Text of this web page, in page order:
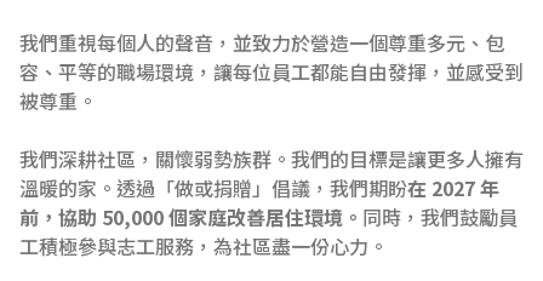
我們重視每個人的聲音，並致力於營造一個尊重多元、包
容、平等的職場環境，讓每位員工都能自由發揮，並感受到
被尊重。
我們深耕社區，關懷弱勢族群。我們的目標是讓更多人擁有
溫暖的家。透過「做或捐贈」倡議，我們期盼在 2027 年
前，協助 50,000 個家庭改善居住環境。 同時，我們鼓勵員
工積極參與志工服務，為社區盡一份心力。